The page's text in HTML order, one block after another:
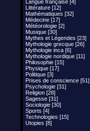
Langue française [4]
Littérature [12]
Mathématiques [32]
Médecine [17]
Météorologie [2]
Musique [30]
Mythes et Légendes [23]
Mythologie grecque [26]
Mythologie inca [6]
Mythologie nordique [11]
Philosophie [15]
Physique [17]
Politique [3]
Prises de conscience [51]
Psychologie [31]
Religion [28]
Sagesse [31]
Sociologie [30]
Sports [4]
Technologies [15]
Utopies [8]